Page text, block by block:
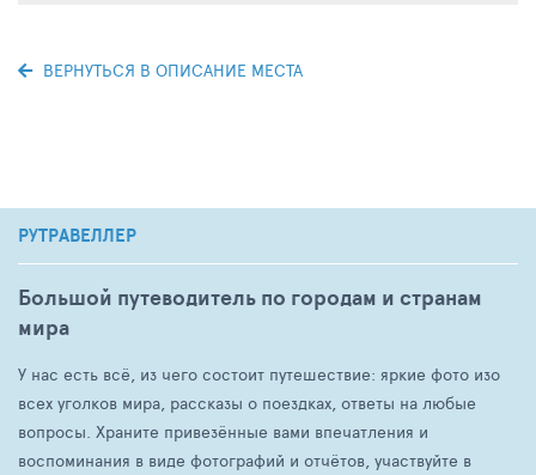
ВЕРНУТЬСЯ В ОПИСАНИЕ МЕСТА
РУТРАВЕЛЛЕР
Большой путеводитель по городам и странам
мира
У нас есть всё, из чего состоит путешествие: яркие фото изо
всех уголков мира, рассказы о поездках, ответы на любые
вопросы. Храните привезённые вами впечатления и
воспоминания в виде фотографий и отчётов, участвуйте в